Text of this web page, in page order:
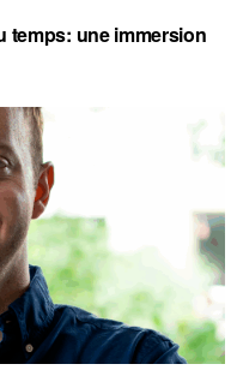
temps: une immersion